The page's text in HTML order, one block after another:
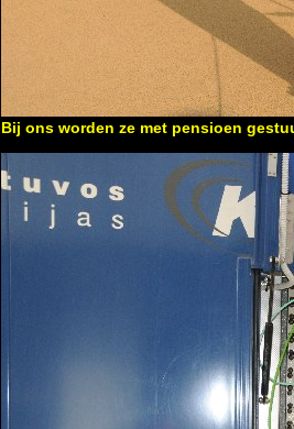
Bij ons worden ze met pensioen